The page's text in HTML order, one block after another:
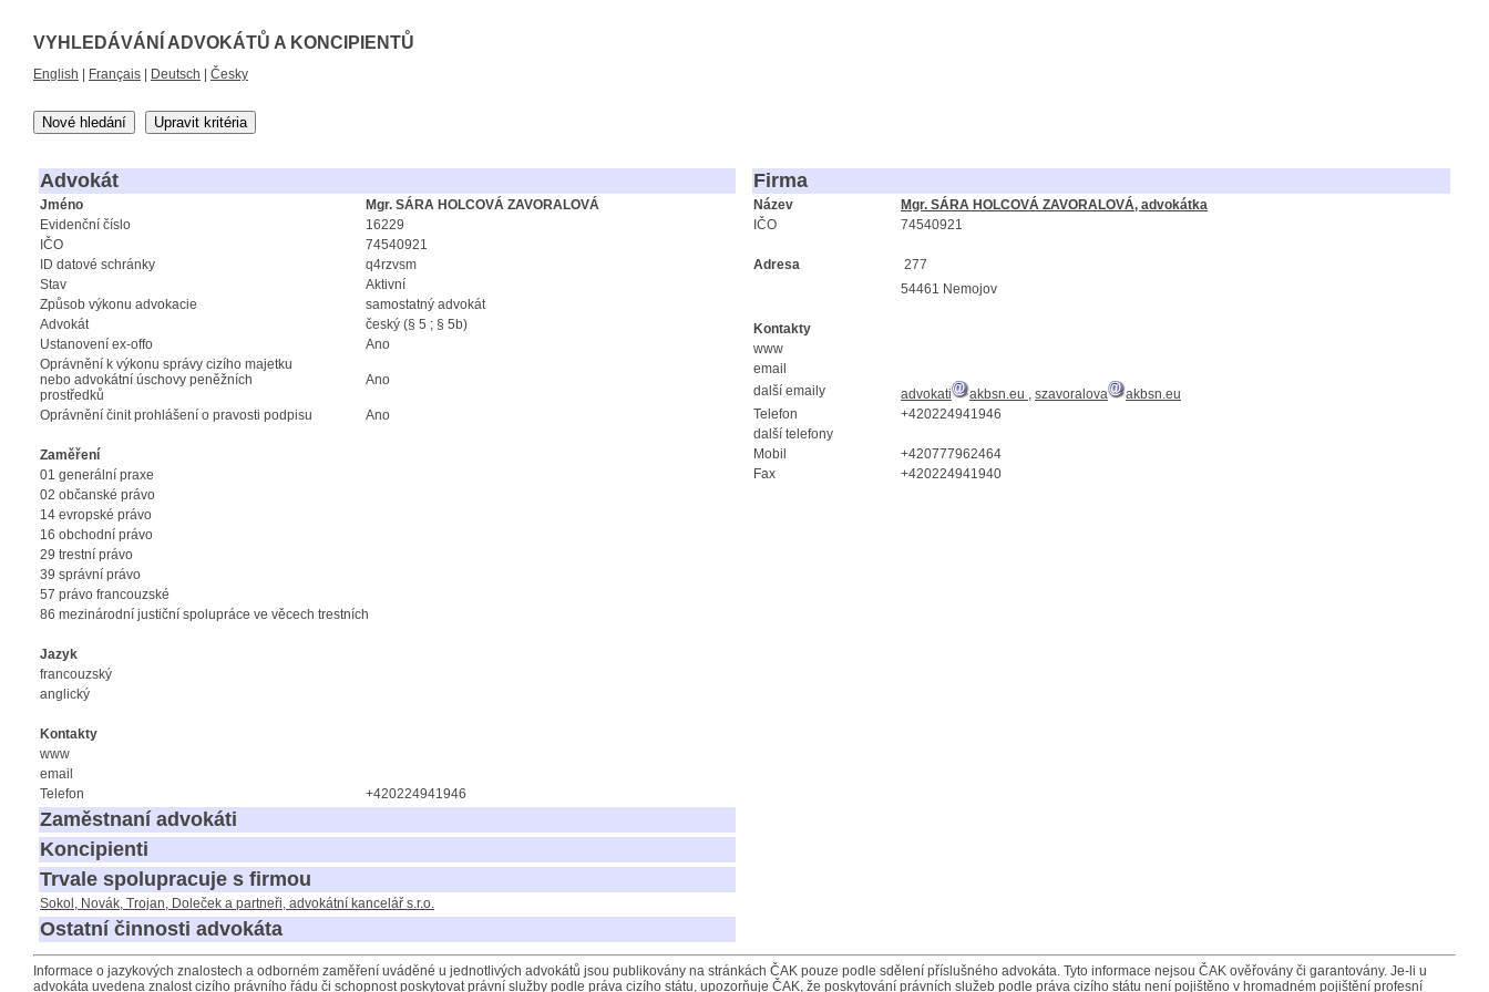
VYHLEDÁVÁNÍ ADVOKÁTŮ A KONCIPIENTŮ
English Français Deutsch Česky
Nové hledání Upravit kritéria
Advokát
Jméno
Mgr. SÁRA HOLCOVÁ ZAVORALOVÁ
Evidenční číslo
16229
IČO
74540921
ID datové schránky
q4rzvsm
Stav
Aktivní
Způsob výkonu advokacie
samostatný advokát
Advokát
český (§ 5 ; § 5b)
Ustanovení ex-offo
Ano
Oprávnění k výkonu správy cizího majetku
nebo advokátní úschovy peněžních
prostředků
Ano
Oprávnění činit prohlášení o pravosti podpisu Ano
Zaměření
01 generální praxe
02 občanské právo
14 evropské právo
16 obchodní právo
29 trestní právo
39 správní právo
57 právo francouzské
86 mezinárodní justiční spolupráce ve věcech trestních
Jazyk
francouzský
anglický
Kontakty
www
email
Telefon
+420224941946
Zaměstnaní advokáti
Koncipienti
Trvale spolupracuje s firmou
Sokol, Novák, Trojan, Doleček a partneři, advokátní kancelář s.r.o.
Ostatní činnosti advokáta
Firma
Název
Mgr. SÁRA HOLCOVÁ ZAVORALOVÁ, advokátka
IČO
74540921
Adresa
277
54461 Nemojov
Kontakty
www
email
další emaily
advokati akbsn.eu , szavoralova
akbsn.eu
Telefon
+420224941946
další telefony
Mobil
+420777962464
Fax
+420224941940
Informace o jazykových znalostech a odborném zaměření uváděné u jednotlivých advokátů jsou publikovány na stránkách ČAK pouze podle sdělení příslušného advokáta. Tyto informace nejsou ČAK ověřovány či garantovány. Je-li u
advokáta uvedena znalost cizího právního řádu či schopnost poskytovat právní služby podle práva cizího státu, upozorňuje ČAK, že poskytování právních služeb podle práva cizího státu není pojištěno v hromadném pojištění profesní